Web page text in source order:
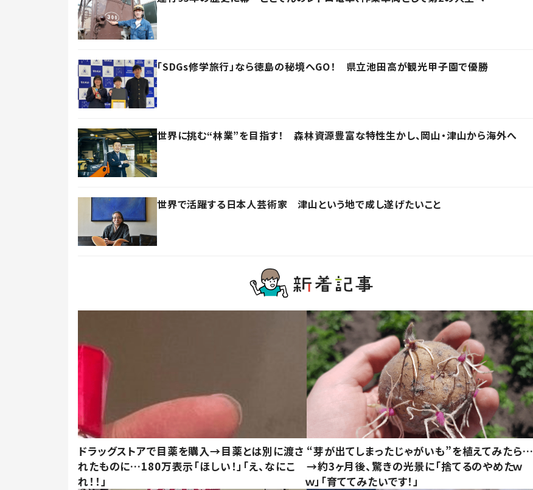
「SDGs修学旅行」なら徳島の秘境へGO！ 県立池田高が観光甲子園で優勝
世界に挑む“林業”を目指す！ 森林資源豊富な特性生かし、岡山・津山から海外へ
世界で活躍する日本人芸術家 津山という地で成し遂げたいこと
ドラッグストアで目薬を購入→目薬とは別に渡さ
れたものに…180万表示「ほしい！」「え、なにこ
れ！！」
“芽が出てしまったじゃがいも”を植えてみたら…
→約3ヶ月後、驚きの光景に「捨てるのやめたｗ
ｗ」「育ててみたいです！」